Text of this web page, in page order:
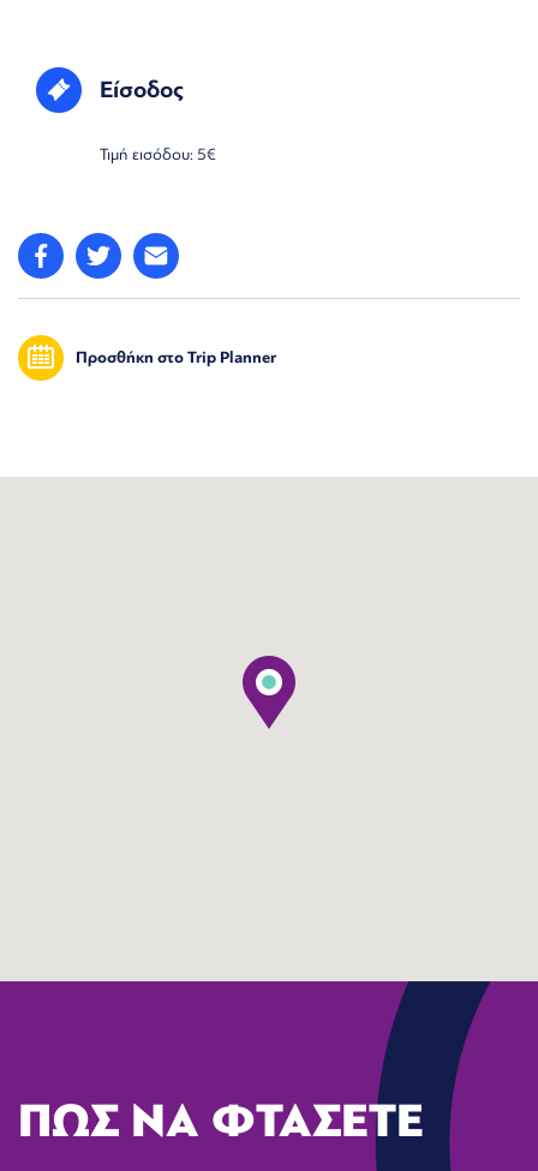
Είσοδος
Τιμή εισόδου: 5€
Προσθήκη στο Trip Planner
ΠΩΣ ΝΑ ΦΤΑΣΕΤΕ